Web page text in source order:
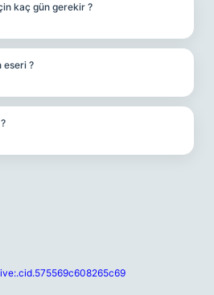
kaç gün gerekir ?
eseri ?